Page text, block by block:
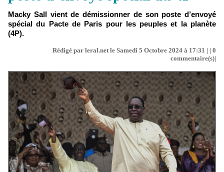
Macky Sall vient de démissionner de son poste d’envoyé
spécial du Pacte de Paris pour les peuples et la planète
(4P).
Rédigé par leral.net le Samedi 5 Octobre 2024 à 17:31 | | 0
commentaire(s)|